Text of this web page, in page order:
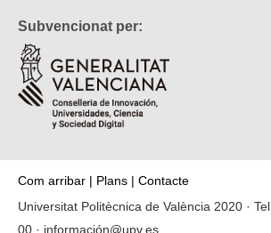
Subvencionat per:
Com arribar | Plans | Contacte
Universitat Politècnica de València 2020 · Tel.
00 · información@upv.es